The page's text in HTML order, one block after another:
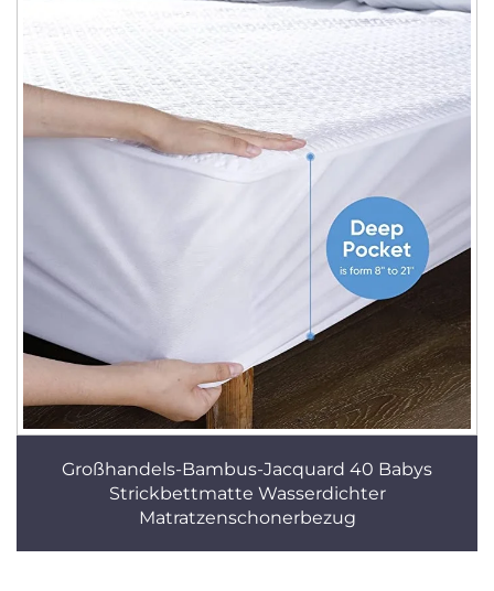
Großhandels-Bambus-Jacquard 40 Babys
Strickbettmatte Wasserdichter
Matratzenschonerbezug